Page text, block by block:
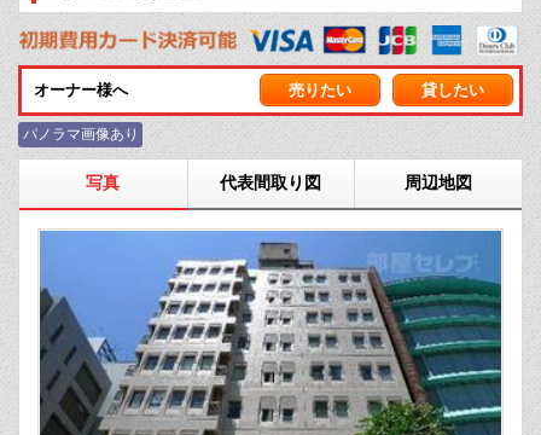
オーナー様へ 売りたい 貸したい
パノラマ画像あり
写真 代表間取り図 周辺地図